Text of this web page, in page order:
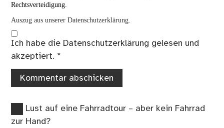
Rechtsverteidigung.
Auszug aus unserer Datenschutzerklärung.
Ich habe die Datenschutzerklärung gelesen und
akzeptiert. *
Beitragsnavigation
Vorheriger
Beitrag:
Lust auf eine Fahrradtour – aber kein Fahrrad
zur Hand?